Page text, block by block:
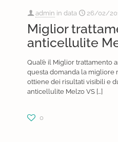
admin in data 26/02/
Miglior
anticellulite
Qual’è il Miglior trattamento
questa domanda la migliore
ottiene dei risultati visibili e
anticellulite Melzo VS […]
0